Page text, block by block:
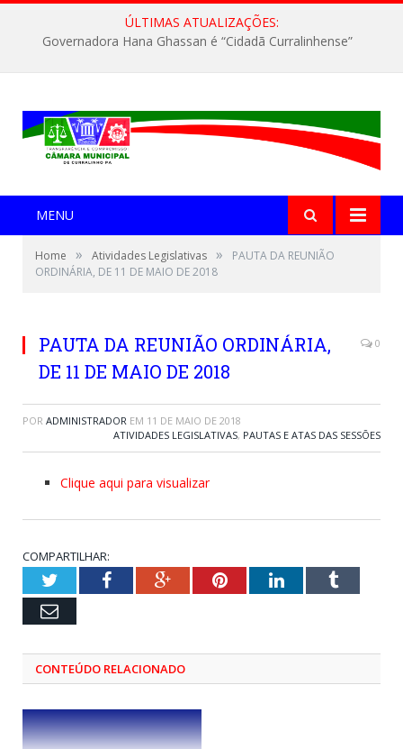
ÚLTIMAS ATUALIZAÇÕES:
Governadora Hana Ghassan é “Cidadã Curralinhense”
MENU
Home » Atividades Legislativas »
PAUTA DA REUNIÃO
ORDINÁRIA, DE 11 DE MAIO DE 2018
PAUTA DA REUNIÃO ORDINÁRIA,
DE 11 DE MAIO DE 2018
0
POR ADMINISTRADOR EM 11 DE MAIO DE 2018
ATIVIDADES LEGISLATIVAS, PAUTAS E ATAS DAS SESSÕES
Clique aqui para visualizar
COMPARTILHAR:
TwitterFacebookGoogle+PinterestLinkedInTumblr
Email
CONTEÚDO RELACIONADO